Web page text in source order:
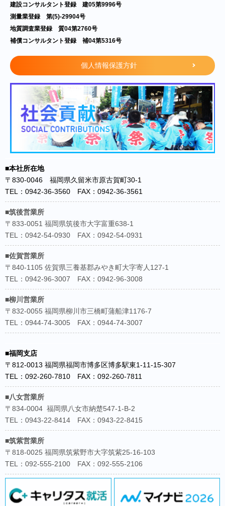
皆さんが学んでいることがどう活かされるのかを知ることのでき
る貴重な機会です。
場を熟知した先輩社員によるアドバイスがもらえます。
期間中は、美味しいお弁当と交通費を支給します♪
皆さんのご参加をお待ちしております！
◆詳細◆
【1day仕事体験】
8/22（木）、9/9（月）、9/20（金）
時間：11：00～17：00
場所：アズテックコンサルタンツ株式会社 久留米本社
【5dayインターンシップ】
日程：8/5（月）～8/9（金）
時間：1日目 10：00～16：00 2～5日目 9：00～16：30
場所：アズテックコンサルタンツ株式会社 久留米本社
建設コンサルタント登録 建05第9996号
測量業登録 第(5)-29904号
地質調査業登録 質04第2760号
補償コンサルタント登録 補04第5316号
個人情報保護方針
■本社所在地
〒830-0046 福岡県久留米市原古賀町30-1
TEL：0942-36-3560 FAX：0942-36-3561
■筑後営業所
〒833-0051 福岡県筑後市大字富重638-1
TEL：0942-54-0930 FAX：0942-54-0931
■佐賀営業所
〒840-1105 佐賀県三養基郡みやき町大字寄人127-1
TEL：0942-96-3007 FAX：0942-96-3008
■柳川営業所
〒832-0055 福岡県柳川市三橋町蒲船津1176-7
TEL：0944-74-3005 FAX：0944-74-3007
■福岡支店
〒812-0013 福岡県福岡市博多区博多駅東1-11-15-307
TEL：092-260-7810 FAX：092-260-7811
■八女営業所
〒834-0004 福岡県八女市納楚547-1-B-2
TEL：0943-22-8414 FAX：0943-22-8415
■筑紫営業所
〒818-0025 福岡県筑紫野市大字筑紫25-16-103
TEL：092-555-2100 FAX：092-555-2106